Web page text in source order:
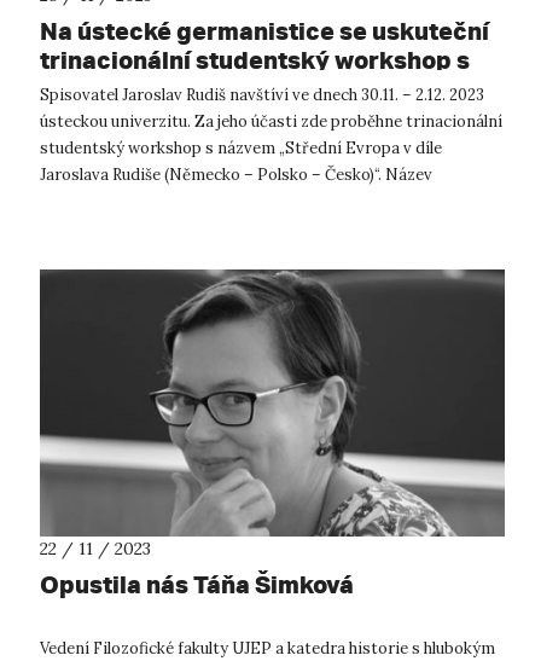
Na ústecké germanistice se uskuteční
trinacionální studentský workshop s
autorem Jaroslavem Rudišem
Spisovatel Jaroslav Rudiš navštíví ve dnech 30.11. – 2.12. 2023
ústeckou univerzitu. Za jeho účasti zde proběhne trinacionální
studentský workshop s názvem „Střední Evropa v díle
Jaroslava Rudiše (Německo – Polsko – Česko)“. Název
22 / 11 / 2023
Opustila nás Táňa Šimková
Vedení Filozofické fakulty UJEP a katedra historie s hlubokým